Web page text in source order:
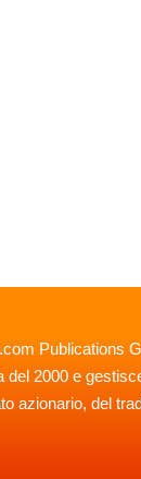
Publications
del 2000 e
azionario, del